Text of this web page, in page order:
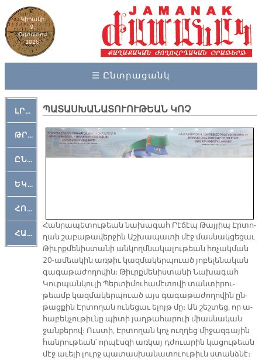
Կիրակի
9,
Օգոստոս
2026
☰ Ընտրացանկ
ԼՐԱՀՈՍ
ԹՐՔԱՀԱՅ ԿԵԱՆՔ
ԸՆԿԵՐԱՄՇԱԿՈՒԹԱՅԻՆ
ԵԿԵՂԵՑԱԿԱՆ
ՀՈԳԵՄՏԱՒՈՐ
ՀԱՐԹԱԿ
ՊԱՏԱՍԽԱՆԱՏՈՒՈՒԹԵԱՆ ԿՈՉ
Հան­րա­պե­տու­թեան նա­խա­գահ Րէ­ճէպ Թայ­յիպ Էր­տո­
ղան շա­բա­թա­վեր­ջին Աշ­խա­պա­տի մէջ մաս­նակ­ցե­ցաւ
Թիւրք­մե­նիս­տա­նի ան­կողմ­նա­կա­լու­թեան հռչակ­ման
20-ա­մեա­կին առ­թիւ կազ­մա­կեր­պուած յո­բե­լե­նա­կան
գա­գա­թա­ժո­ղո­վին։ Թիւրք­մե­նիս­տա­նի Նա­խա­գահ
Կուր­պան­կու­լի Պեր­տի­մու­հա­մէ­տո­վի տան­տի­րու­
թեամբ կազ­մա­կեր­պուած այս գա­գա­թա­ժո­ղո­վին ըն­
թաց­քին Էր­տո­ղան ու­նե­ցաւ ե­լոյթ մը։ Ան շեշ­տեց, որ ա­
հա­բեկ­չու­թիւ­նը պի­տի յաղ­թա­հա­րուի միաս­նա­կան
ջան­քե­րով։ Ուս­տի, Էր­տո­ղան կոչ ուղ­ղեց մի­ջազ­գա­յին
հան­րու­թեան՝ որ­պէս­զի առ­կայ դժուա­րին կա­ցու­թեան
մէջ ա­ւե­լի լուրջ պա­տաս­խա­նա­տուու­թիւն ստանձ­նէ։